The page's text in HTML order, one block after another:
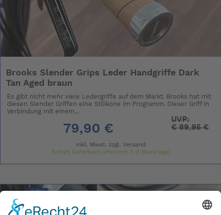
Brooks Slender Grips Leder Handgriffe Dark
Tan Aged braun
Es gibt nicht mehr viele Ledergriffe auf dem Markt. Brooks hat mit
diesen Slender Griffen eine Stilikone im Programm. Dieser Griff in
Verbindung mit einem...
79,90 €
UVP:
€89,95 €
inkl. Mwst. zzgl. Versand
Sofort lieferbar(Lieferzeit: 1-3 Werktage)
- 11%
NEU